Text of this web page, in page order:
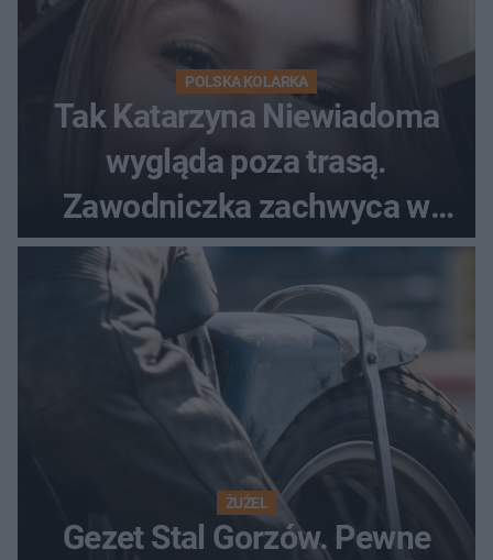
POLSKA KOLARKA
Tak Katarzyna Niewiadoma
wygląda poza trasą.
Zawodniczka zachwyca w
codziennym wydaniu
ŻUŻEL
Gezet Stal Gorzów. Pewne